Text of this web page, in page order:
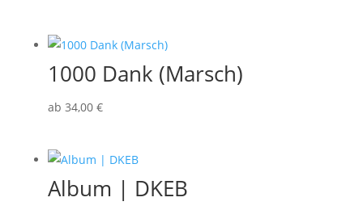
1000 Dank (Marsch)
ab 34,00 €
Album | DKEB